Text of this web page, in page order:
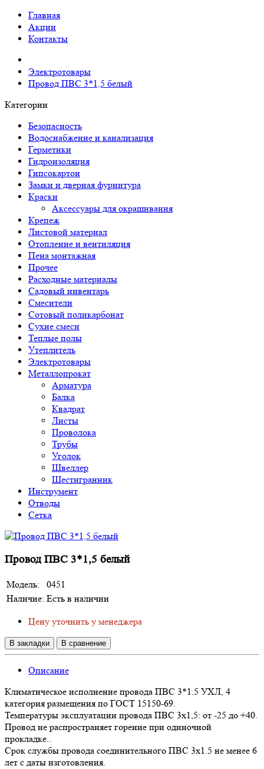
Главная
Акции
Контакты
Электротовары
Провод ПВС 3*1,5 белый
Категории
Безопасность
Водоснабжение и канализация
Герметики
Гидроизоляция
Гипсокартон
Замки и дверная фурнитура
Краски
Аксессуары для окрашивания
Крепеж
Листовой материал
Отопление и вентиляция
Пена монтажная
Прочее
Расходные материалы
Садовый инвентарь
Смесители
Сотовый поликарбонат
Сухие смеси
Теплые полы
Утеплитель
Электротовары
Металлопрокат
Арматура
Балка
Квадрат
Листы
Проволока
Трубы
Уголок
Швеллер
Шестигранник
Инструмент
Отводы
Сетка
Провод ПВС 3*1,5 белый
Модель:
0451
Наличие: Есть в наличии
Цену уточнить у менеджера
В закладки В сравнение
Описание
Климатическое исполнение провода ПВС 3*1.5 УХЛ, 4
категория размещения по ГОСТ 15150-69.
Температуры эксплуатации провода ПВС 3х1,5: от -25 до +40.
Провод не распространяет горение при одиночной
прокладке..
Срок службы провода соединительного ПВС 3х1.5 не менее 6
лет с даты изготовления.